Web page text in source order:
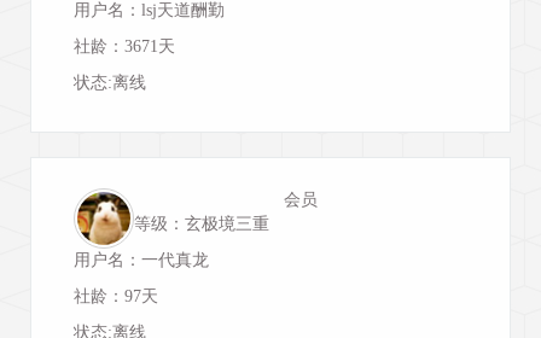
用户名：lsj天道酬勤
社龄：3671天
状态:离线
会员
等级：玄极境三重
用户名：一代真龙
社龄：97天
状态:离线